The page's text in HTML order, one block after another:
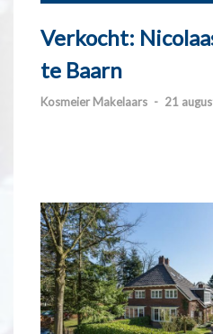
Verkocht:
te Baarn
Kosmeier Makelaars - 21